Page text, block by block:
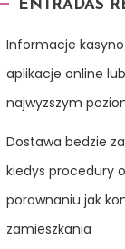
ENTRADAS
Informacje
aplikacje online
najwyzszym
Dostawa bedzie
kiedys procedury
porownaniu jak
zamieszkania